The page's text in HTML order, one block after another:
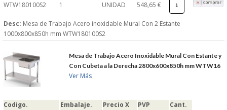
FACEBOOK
TWITTER
© 2026 SUMINISTROSCEM
TODOS LOS DERECHOS RESERVADOS
WTW180100S2 1 UNIDAD 548,65 €
Desc: Mesa de Trabajo Acero inoxidable Mural Con 2 Estante
1000x800x850h mm WTW180100S2
Mesa de Trabajo Acero Inoxidable Mural Con Estante y
Con Cubeta a la Derecha 2800x600x850h mm WTW16
Ver Más
Codigo. Embalaje. Precio X PVP Cant.